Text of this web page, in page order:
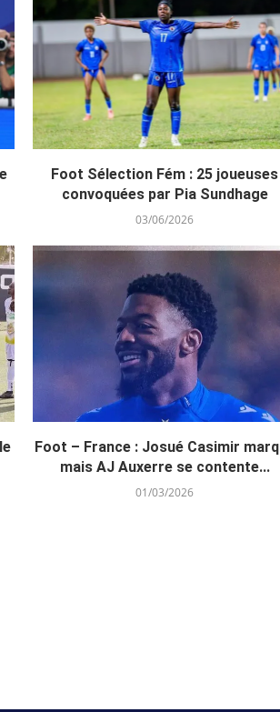
Foot Sélection Fém : 25 joueuses
convoquées par Pia Sundhage
03/06/2026
Foot – France : Josué Casimir
mais AJ Auxerre se contente...
01/03/2026